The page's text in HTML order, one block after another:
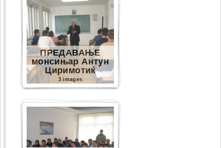
ПРЕДАВАЊЕ
монсињар Антун
Циримотиќ
3 images